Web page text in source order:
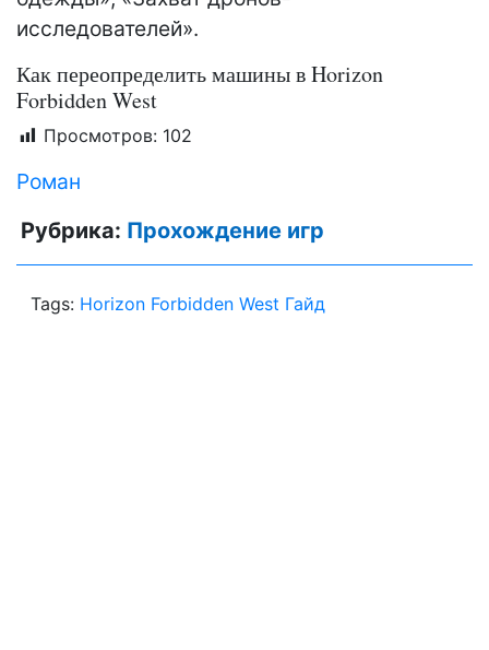
исследователей».
Как переопределить машины в Horizon
Forbidden West
Просмотров: 102
Роман
Рубрика: Прохождение игр
Tags: Horizon Forbidden West Гайд